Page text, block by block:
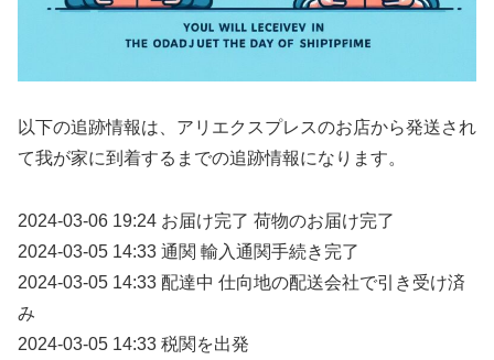
以下の追跡情報は、アリエクスプレスのお店から発送され
て我が家に到着するまでの追跡情報になります。
2024-03-06 19:24 お届け完了 荷物のお届け完了
2024-03-05 14:33 通関 輸入通関手続き完了
2024-03-05 14:33 配達中 仕向地の配送会社で引き受け済
み
2024-03-05 14:33 税関を出発